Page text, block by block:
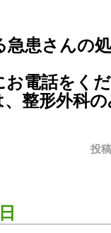
急患さんの
お電話をく
整形外科
投